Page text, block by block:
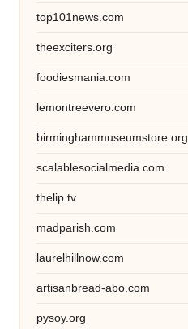
top101news.com
theexciters.org
foodiesmania.com
lemontreevero.com
birminghammuseumstore.org
scalablesocialmedia.com
thelip.tv
madparish.com
laurelhillnow.com
artisanbread-abo.com
pysoy.org